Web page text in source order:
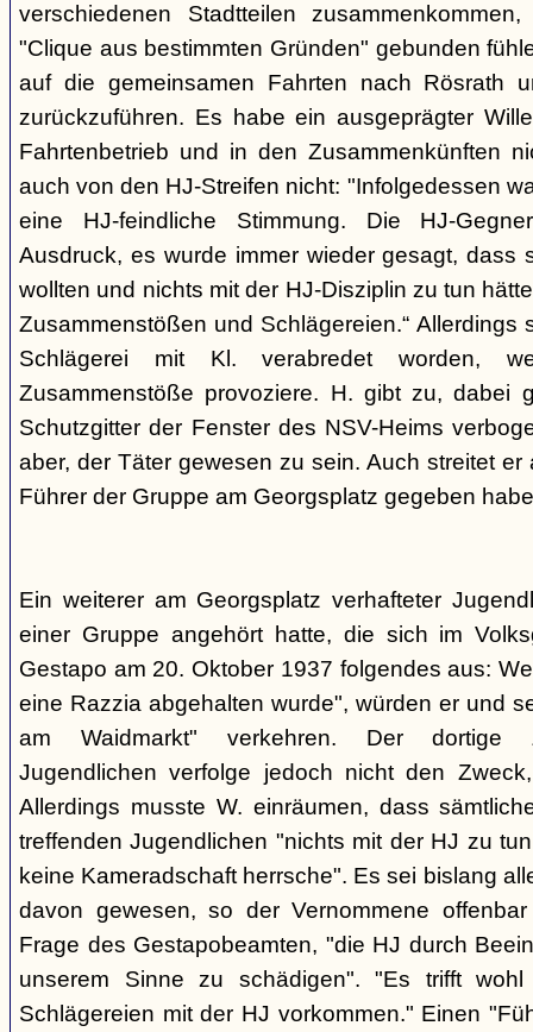
verschiedenen Stadtteilen
"Clique aus bestimmten Gründen" gebunden
auf die gemeinsamen Fahrten nach Rösrath
zurückzuführen. Es habe ein ausgeprägter
Fahrtenbetrieb und in den Zusammenkünften
auch von den HJ-Streifen nicht: "Infolgedessen
eine HJ-feindliche Stimmung. Die HJ-
Ausdruck, es wurde immer wieder gesagt, dass
wollten und nichts mit der HJ-Disziplin zu tun
Zusammenstößen und Schlägereien.“ Allerdings
Schlägerei mit Kl. verabredet worden,
Zusammenstöße provoziere. H. gibt zu, dabei
Schutzgitter der Fenster des NSV-Heims
aber, der Täter gewesen zu sein. Auch streitet
Führer der Gruppe am Georgsplatz gegeben
Ein weiterer am Georgsplatz verhafteter
einer Gruppe angehört hatte, die sich im
Gestapo am 20. Oktober 1937 folgendes aus:
eine Razzia abgehalten wurde", würden er und
am Waidmarkt" verkehren. Der dortige
Jugendlichen verfolge jedoch nicht den
Allerdings musste W. einräumen, dass
treffenden Jugendlichen "nichts mit der HJ zu
keine Kameradschaft herrsche". Es sei bislang
davon gewesen, so der Vernommene
Frage des Gestapobeamten, "die HJ durch
unserem Sinne zu schädigen". "Es trifft
Schlägereien mit der HJ vorkommen." Einen